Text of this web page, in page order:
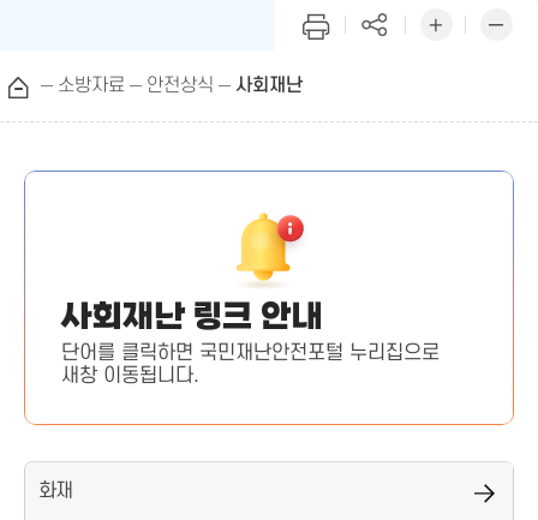
소방자료 안전상식 사회재난
사회재난 링크 안내
단어를 클릭하면 국민재난안전포털 누리집으로
새창 이동됩니다.
화재